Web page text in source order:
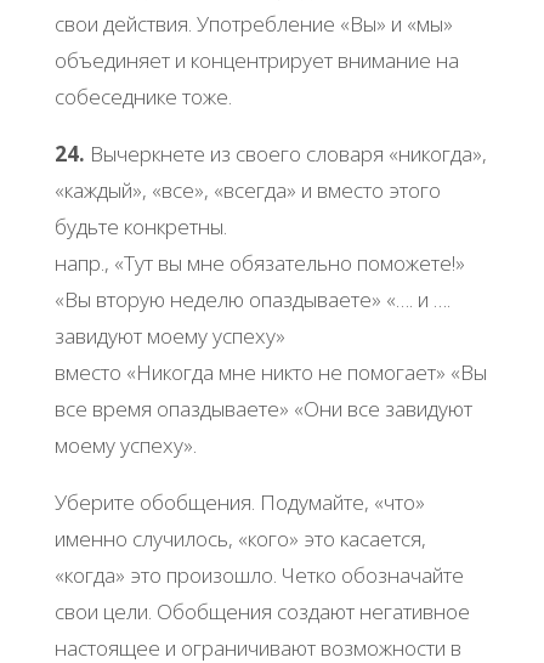
свои действия. Употребление «Вы» и «мы»
объединяет и концентрирует внимание на
собеседнике тоже.
24. Вычеркнете из своего словаря «никогда»,
«каждый», «все», «всегда» и вместо этого
будьте конкретны.
напр., «Тут вы мне обязательно поможете!»
«Вы вторую неделю опаздываете» «…. и ….
завидуют моему успеху»
вместо «Никогда мне никто не помогает» «Вы
все время опаздываете» «Они все завидуют
моему успеху».
Уберите обобщения. Подумайте, «что»
именно случилось, «кого» это касается,
«когда» это произошло. Четко обозначайте
свои цели. Обобщения создают негативное
настоящее и ограничивают возможности в